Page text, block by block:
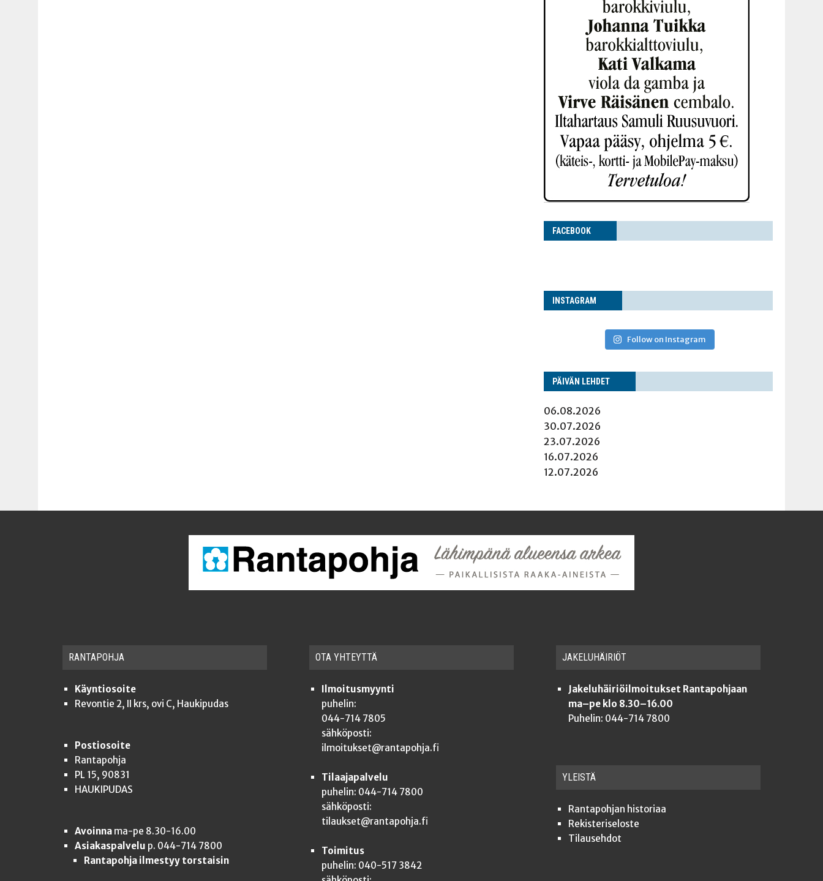
FACE­BOOK
INS­TA­GRAM
Follow on Instagram
PÄI­VÄN LEHDET
06.08.2026
30.07.2026
23.07.2026
16.07.2026
12.07.2026
RAN­TA­POH­JA
Käyntiosoite
Revontie 2, II krs, ovi C, Haukipudas
Postiosoite
Rantapohja
PL 15, 90831
HAUKIPUDAS
Avoinna ma-pe 8.30-16.00
Asiakaspalvelu p. 044-714 7800
Rantapohja ilmestyy torstaisin
OTA YHTEYT­TÄ
Ilmoitusmyynti
puhelin:
044-714 7805
sähköposti:
ilmoitukset@rantapohja.fi
Tilaajapalvelu
puhelin: 044-714 7800
sähköposti:
tilaukset@rantapohja.fi
Toimitus
puhelin: 040-517 3842
JAKE­LU­HÄI­RIÖT
Jakeluhäiriöilmoitukset Rantapohjaan
ma–pe klo 8.30–16.00
Puhelin: 044-714 7800
YLEISTÄ
Ran­ta­poh­jan historiaa
Rekis­te­ri­se­los­te
Tilauseh­dot